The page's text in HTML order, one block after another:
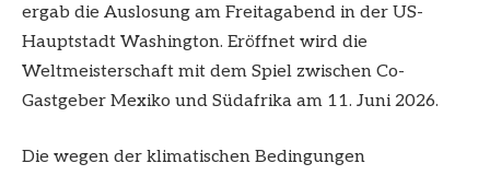
ergab die Auslosung am Freitagabend in der US-
Hauptstadt Washington. Eröffnet wird die
Weltmeisterschaft mit dem Spiel zwischen Co-
Gastgeber Mexiko und Südafrika am 11. Juni 2026.
Die wegen der klimatischen Bedingungen